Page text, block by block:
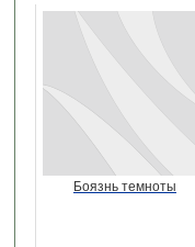
Боязнь темноты